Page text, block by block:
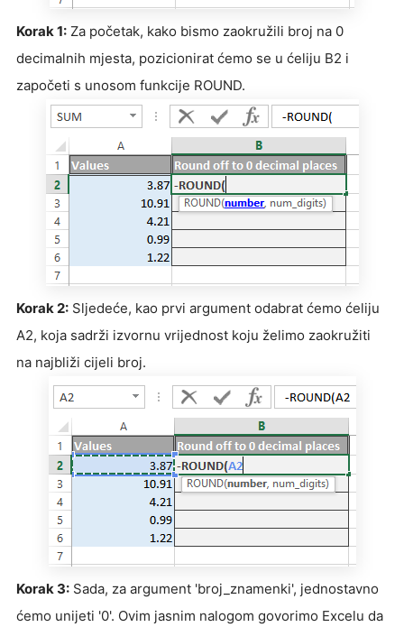
Korak 1: Za početak, kako bismo zaokružili broj na 0
decimalnih mjesta, pozicionirat ćemo se u ćeliju B2 i
započeti s unosom funkcije ROUND.
Korak 2: Sljedeće, kao prvi argument odabrat ćemo ćeliju
A2, koja sadrži izvornu vrijednost koju želimo zaokružiti
na najbliži cijeli broj.
Korak 3: Sada, za argument 'broj_znamenki', jednostavno
ćemo unijeti '0'. Ovim jasnim nalogom govorimo Excelu da